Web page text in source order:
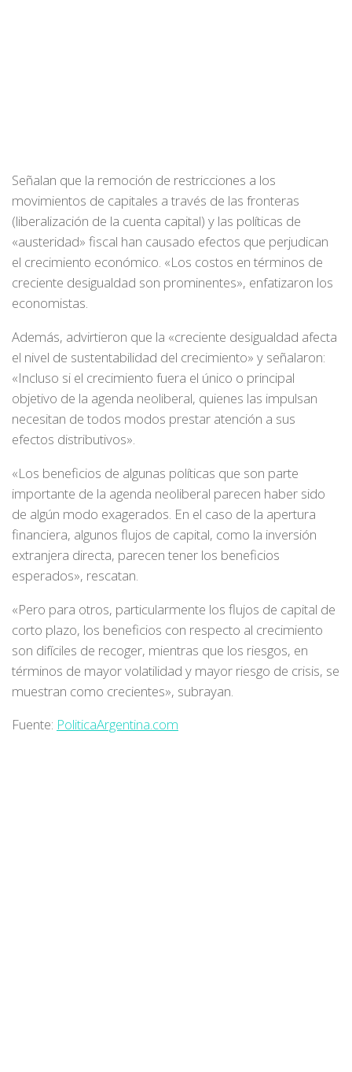
Señalan que la remoción de restricciones a los
movimientos de capitales a través de las fronteras
(liberalización de la cuenta capital) y las políticas de
«austeridad» fiscal han causado efectos que perjudican
el crecimiento económico. «Los costos en términos de
creciente desigualdad son prominentes», enfatizaron los
economistas.
Además, advirtieron que la «creciente desigualdad afecta
el nivel de sustentabilidad del crecimiento» y señalaron:
«Incluso si el crecimiento fuera el único o principal
objetivo de la agenda neoliberal, quienes las impulsan
necesitan de todos modos prestar atención a sus
efectos distributivos».
«Los beneficios de algunas políticas que son parte
importante de la agenda neoliberal parecen haber sido
de algún modo exagerados. En el caso de la apertura
financiera, algunos flujos de capital, como la inversión
extranjera directa, parecen tener los beneficios
esperados», rescatan.
«Pero para otros, particularmente los flujos de capital de
corto plazo, los beneficios con respecto al crecimiento
son difíciles de recoger, mientras que los riesgos, en
términos de mayor volatilidad y mayor riesgo de crisis, se
muestran como crecientes», subrayan.
Fuente: PoliticaArgentina.com